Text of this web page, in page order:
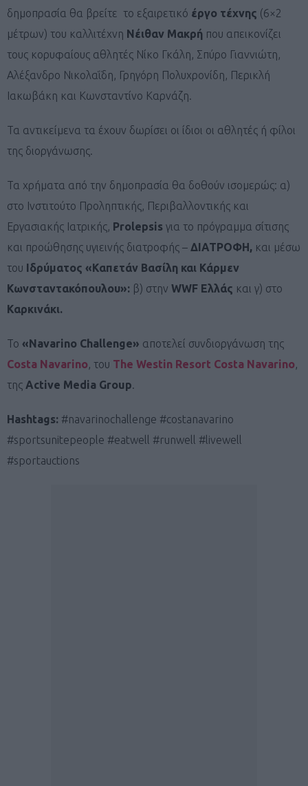
δημοπρασία θα βρείτε το εξαιρετικό έργο τέχνης (6×2
μέτρων) του καλλιτέχνη Νέιθαν Μακρή που απεικονίζει
τους κορυφαίους αθλητές Νίκο Γκάλη, Σπύρο Γιαννιώτη,
Αλέξανδρο Νικολαΐδη, Γρηγόρη Πολυχρονίδη, Περικλή
Ιακωβάκη και Κωνσταντίνο Καρνάζη.
Τα αντικείμενα τα έχουν δωρίσει οι ίδιοι οι αθλητές ή φίλοι
της διοργάνωσης.
Τα χρήματα από την δημοπρασία θα δοθούν ισομερώς: α)
στο Ινστιτούτο Προληπτικής, Περιβαλλοντικής και
Εργασιακής Ιατρικής, Prolepsis για το πρόγραμμα σίτισης
και προώθησης υγιεινής διατροφής – ΔΙΑΤΡΟΦΗ, και μέσω
του Ιδρύματος «Καπετάν Βασίλη και Κάρμεν
Κωνσταντακόπουλου»: β) στην WWF Ελλάς και γ) στο
Καρκινάκι.
Το «Navarino Challenge» αποτελεί συνδιοργάνωση της
Costa Navarino, του The Westin Resort Costa Navarino,
της Active Media Group.
Hashtags: #navarinochallenge #costanavarino
#sportsunitepeople #eatwell #runwell #livewell
#sportauctions